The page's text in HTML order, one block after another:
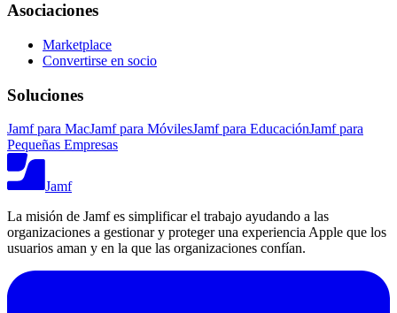
Asociaciones
Marketplace
Convertirse en socio
Soluciones
Jamf para MacJamf para MóvilesJamf para EducaciónJamf para
Pequeñas Empresas
Jamf
La misión de Jamf es simplificar el trabajo ayudando a las
organizaciones a gestionar y proteger una experiencia Apple que los
usuarios aman y en la que las organizaciones confían.